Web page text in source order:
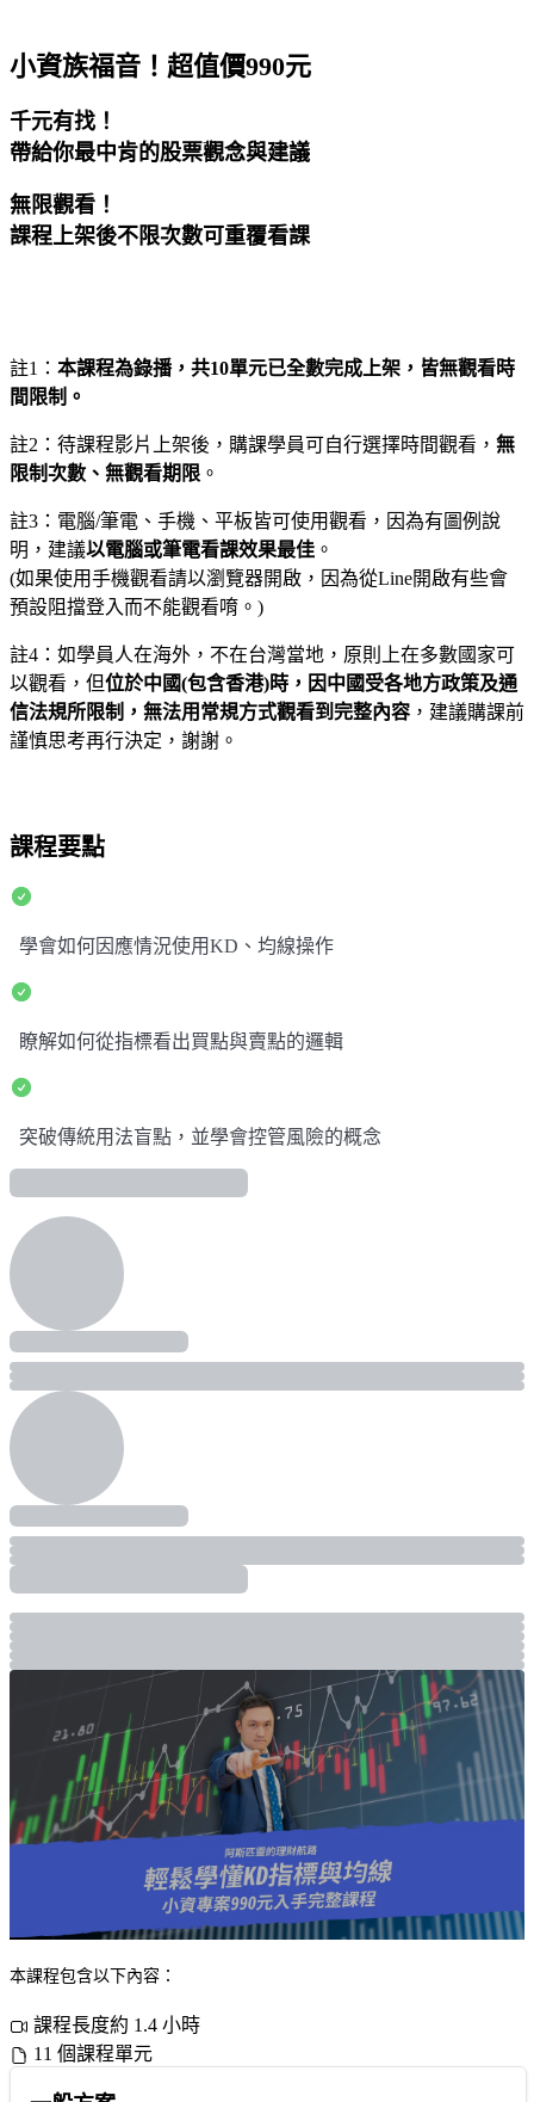
小資族福音！超值價990元
千元有找！
帶給你最中肯的股票觀念與建議
無限觀看！
課程上架後不限次數可重覆看課
註1： 本課程為錄播，共10單元已全數完成上架，皆無觀看時
間限制。
註2：待課程影片上架後，購課學員可自行選擇時間觀看， 無
限制次數、無觀看期限 。
註3：電腦/筆電、手機、平板皆可使用觀看，因為有圖例說
明，建議以電腦或筆電看課效果最佳 。
(如果使用手機觀看請以瀏覽器開啟，因為從Line開啟有些會
預設阻擋登入而不能觀看唷。)
註4：如學員人在海外，不在台灣當地，原則上在多數國家可
以觀看，但位於中國(包含香港)時，因中國受各地方政策及通
信法規所限制，無法用常規方式觀看到完整內容 ，建議購課前
謹慎思考再行決定，謝謝。
課程要點
學會如何因應情況使用KD、均線操作
瞭解如何從指標看出買點與賣點的邏輯
突破傳統用法盲點，並學會控管風險的概念
本課程包含以下內容：
課程長度約 1.4 小時
11 個課程單元